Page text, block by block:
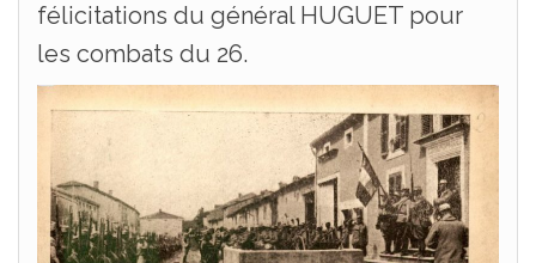
félicitations du général HUGUET pour
les combats du 26.